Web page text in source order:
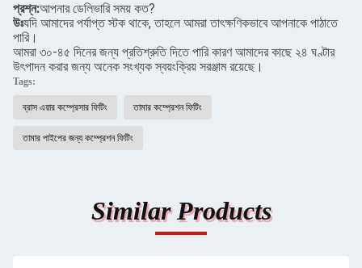
প্রশ্ন:আপনার ডেলিভারি সময় কত?
উঃযদি আমাদের পর্যাপ্ত স্টক থাকে, তাহলে আমরা তাৎক্ষণিকভাবে আপনাকে পাঠাতে
পারি।
আমরা ৩০-৪৫ দিনের জন্য প্রতিশ্রুতি দিতে পারি কারণ আমাদের কাছে ২৪ ঘণ্টার
উৎপাদন করার জন্য অনেক সংখ্যক স্বয়ংক্রিয় সরঞ্জাম রয়েছে।
Tags:
ব্রাস এয়ার কম্প্রেসার ফিটিং তামার কম্প্রেশন ফিটিং
তামার পাইপের জন্য কম্প্রেশন ফিটিং
Similar Products